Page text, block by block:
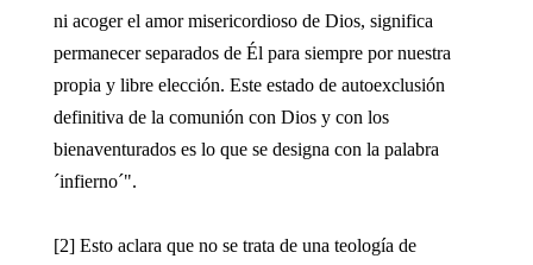
ni acoger el amor misericordioso de Dios, significa
permanecer separados de Él para siempre por nuestra
propia y libre elección. Este estado de autoexclusión
definitiva de la comunión con Dios y con los
bienaventurados es lo que se designa con la palabra
´infierno´".
[2] Esto aclara que no se trata de una teología de